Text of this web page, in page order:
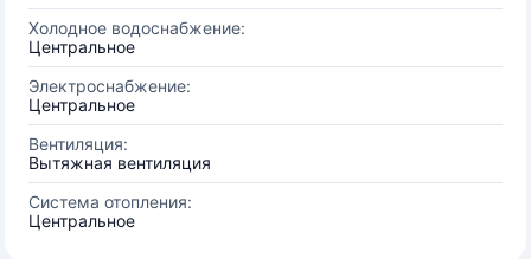
Холодное водоснабжение:
Центральное
Электроснабжение:
Центральное
Вентиляция:
Вытяжная вентиляция
Система отопления:
Центральное